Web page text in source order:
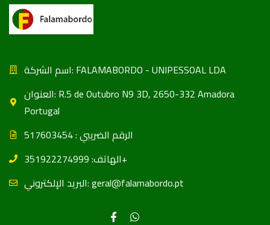
اسم الشركة: FALAMABORDO - UNIPESSOAL LDA
العنوان: R.5 de Outubro N9 3D, 2650-332 Amadora
Portugal
الرقم الضریبي : 517603454
الهاتف: 351922274999+
البريد الإلكتروني: geral@falamabordo.pt